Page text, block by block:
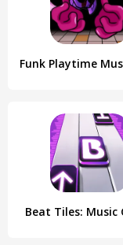
Beat Tiles: Music